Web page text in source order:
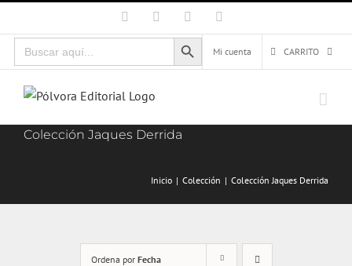
al
contenido
Facebook Instagram
Buscar:
Botón de búsqueda
Mi cuenta
CARRITO
Colección Jaques Derrida
Inicio Colección Colección Jaques Derrida
Ordena por Fecha